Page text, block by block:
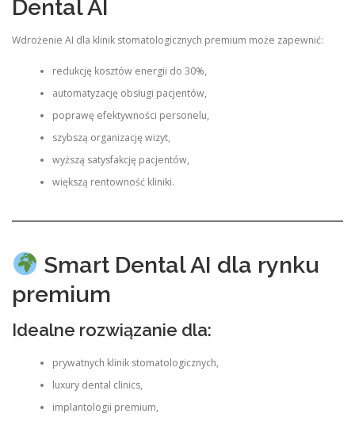
Dental AI
Wdrożenie AI dla klinik stomatologicznych premium może zapewnić:
redukcję kosztów energii do 30%,
automatyzację obsługi pacjentów,
poprawę efektywności personelu,
szybszą organizację wizyt,
wyższą satysfakcję pacjentów,
większą rentowność kliniki.
Smart Dental AI dla rynku
premium
Idealne rozwiązanie dla:
prywatnych klinik stomatologicznych,
luxury dental clinics,
implantologii premium,